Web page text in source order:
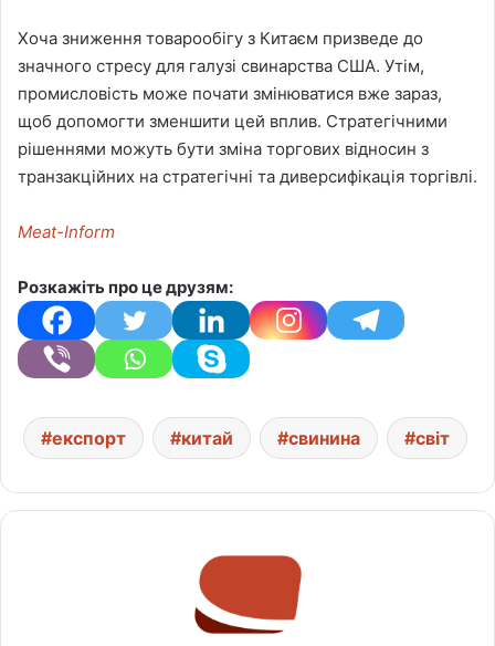
Хоча зниження товарообігу з Китаєм призведе до
значного стресу для галузі свинарства США. Утім,
промисловість може почати змінюватися вже зараз,
щоб допомогти зменшити цей вплив. Стратегічними
рішеннями можуть бути зміна торгових відносин з
транзакційних на стратегічні та диверсифікація торгівлі.
Meat-Inform
Розкажіть про це друзям:
експорт китай свинина світ